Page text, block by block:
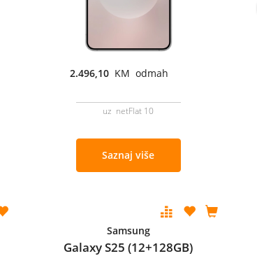
2.496,10 KM odmah
uz netFlat 10
Saznaj više
Samsung
Galaxy S25 (12+128GB)